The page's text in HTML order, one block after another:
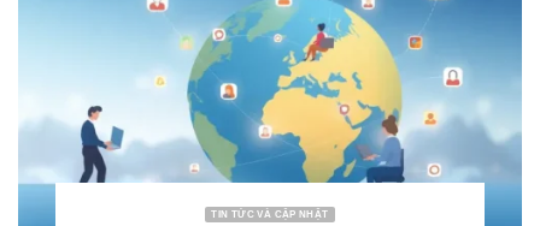
TIN TỨC VÀ CẬP NHẬT